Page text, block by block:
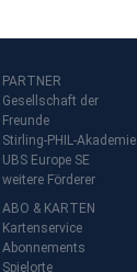
PARTNER
Gesellschaft der
Freunde
Stirling-PHIL-Akademie
UBS Europe SE
weitere Förderer
ABO & KARTEN
Kartenservice
Abonnements
Spielorte